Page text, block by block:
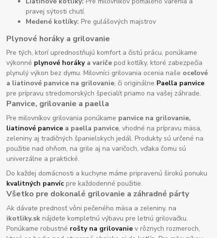
pravej sýtosti chutí.
Medené kotlíky: Pre gulášových majstrov
Plynové horáky a grilovanie
Pre tých, ktorí uprednostňujú komfort a čistú prácu, ponúkame
výkonné plynové horákya variče pod kotlíky, ktoré zabezpečia
plynulý výkon bez dymu. Milovníci grilovania ocenia naše oceľové
a liatinové panvice na grilovanie, či originálne Paella panvice
pre prípravu stredomorských špecialít priamo na vašej záhrade.
Panvice, grilovanie a paella
Pre milovníkov grilovania ponúkame panvice na grilovanie,
liatinové panvice a paella panvice, vhodné na prípravu mäsa,
zeleniny aj tradičných španielskych jedál. Produkty sú určené na
použitie nad ohňom, na grile aj na varičoch, vďaka čomu sú
univerzálne a praktické.
Do každej domácnosti a kuchyne máme pripravenú širokú ponuku
kvalitných panvíc pre každodenné použitie.
Všetko pre dokonalé grilovanie a záhradné párty
Ak dávate prednosť vôni pečeného mäsa a zeleniny, na
ikotliky.sk nájdete kompletnú výbavu pre letnú grilovačku.
Ponúkame robustné rošty na grilovanie v rôznych rozmeroch,